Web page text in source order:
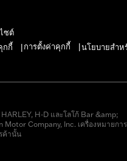
ซต์
กกี้ การตั้งค่าคุกกี้ นโยบายสำห
H-D และโลโก้ Bar &amp;
Company, Inc. เครื่องหมายกา
ค้านั้น